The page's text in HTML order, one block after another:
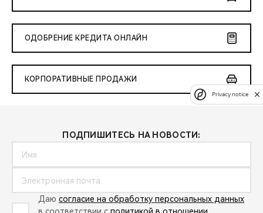
ОДОБРЕНИЕ КРЕДИТА ОНЛАЙН
КОРПОРАТИВНЫЕ ПРОДАЖИ
ПОДПИШИТЕСЬ НА НОВОСТИ:
Даю согласие на обработку персональных данных
Privacy notice